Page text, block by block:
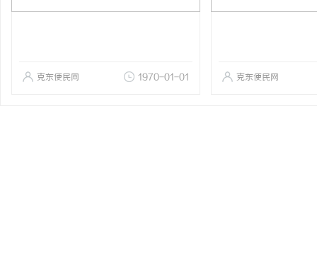
克东便民网 1970-01-01 克东便民网